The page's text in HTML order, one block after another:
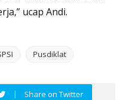
ucap Andi.
Pusdiklat
Share on Twitter